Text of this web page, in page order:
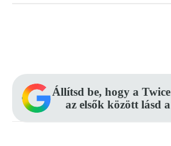
Állítsd be, hogy a
az elsők között lásd